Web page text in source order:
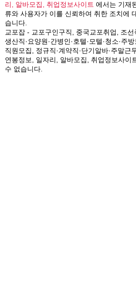
리, 알바모집, 취업정보사이트 에서는 기재
류와 사용자가 이를 신뢰하여 취한 조치에
습니다.
교포잡 - 교포구인구직, 중국교포취업, 조선
생산직·요양원·간병인·호텔·모텔·청소·주
직원모집, 정규직·계약직·단기알바·주말근
연봉정보, 일자리, 알바모집, 취업정보사이
수 없습니다.